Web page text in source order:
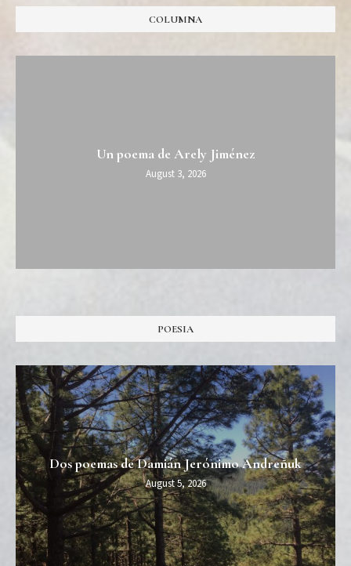
COLUMNA
Un poema de Arely Jiménez
August 3, 2026
POESIA
Dos poemas de Damián Jerónimo Andreñuk
August 5, 2026